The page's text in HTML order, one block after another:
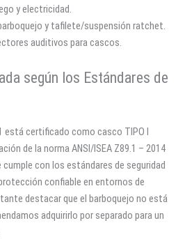
y electricidad.
y tafilete/suspensión ratchet.
auditivos para cascos.
según los Estándares de
está certificado como casco TIPO I
de la norma ANSI/ISEA Z89.1 – 2014
con los estándares de seguridad
confiable en entornos de
destacar que el barboquejo no está
adquirirlo por separado para un